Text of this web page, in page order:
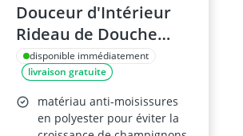
Douceur d'Intérieur
Rideau de Douche
Essencia 180x200 cm
disponible immédiatement
livraison gratuite
matériau anti-moisissures
en polyester pour éviter la